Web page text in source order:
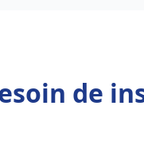
de